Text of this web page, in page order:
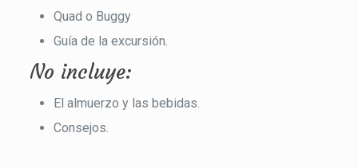
Quad o Buggy
Guía de la excursión.
No incluye:
El almuerzo y las bebidas.
Consejos.